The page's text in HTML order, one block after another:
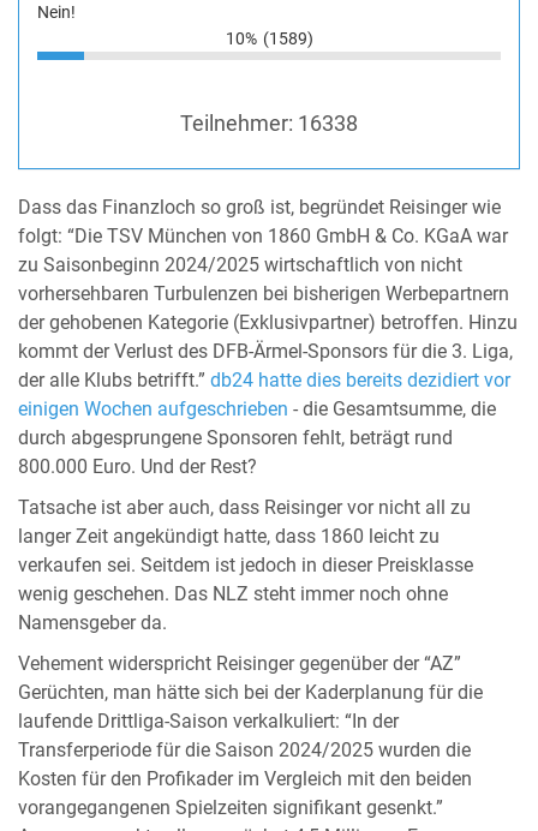
Nein!
10% (1589)
Teilnehmer: 16338
Dass das Finanzloch so groß ist, begründet Reisinger wie
folgt: “Die TSV München von 1860 GmbH & Co. KGaA war
zu Saisonbeginn 2024/2025 wirtschaftlich von nicht
vorhersehbaren Turbulenzen bei bisherigen Werbepartnern
der gehobenen Kategorie (Exklusivpartner) betroffen. Hinzu
kommt der Verlust des DFB-Ärmel-Sponsors für die 3. Liga,
der alle Klubs betrifft.” db24 hatte dies bereits dezidiert vor
einigen Wochen aufgeschrieben - die Gesamtsumme, die
durch abgesprungene Sponsoren fehlt, beträgt rund
800.000 Euro. Und der Rest?
Tatsache ist aber auch, dass Reisinger vor nicht all zu
langer Zeit angekündigt hatte, dass 1860 leicht zu
verkaufen sei. Seitdem ist jedoch in dieser Preisklasse
wenig geschehen. Das NLZ steht immer noch ohne
Namensgeber da.
Vehement widerspricht Reisinger gegenüber der “AZ”
Gerüchten, man hätte sich bei der Kaderplanung für die
laufende Drittliga-Saison verkalkuliert: “In der
Transferperiode für die Saison 2024/2025 wurden die
Kosten für den Profikader im Vergleich mit den beiden
vorangegangenen Spielzeiten signifikant gesenkt.”